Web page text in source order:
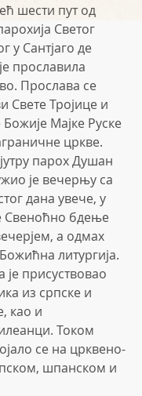
шести пут од
Светог
у Сантјаго де
прославила
Прослава се
Свете Тројице и
Мајке Руске
цркве.
парох Душан
је вечерњу са
дана увече, у
Свеноћно бдење
а одмах
литургија.
присуствовао
из српске и
као и
Током
се на црквено-
шпанском и